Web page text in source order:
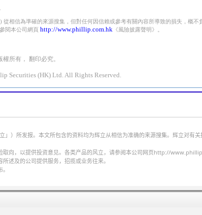
）所发报。本文所包含的资料均为辉立从相信为准确的来源搜集。辉立对有
向，以提供投资意见。各类产品的风立，请参阅本公司网页http://
述及的公司提供服务，招揽或业务往来。